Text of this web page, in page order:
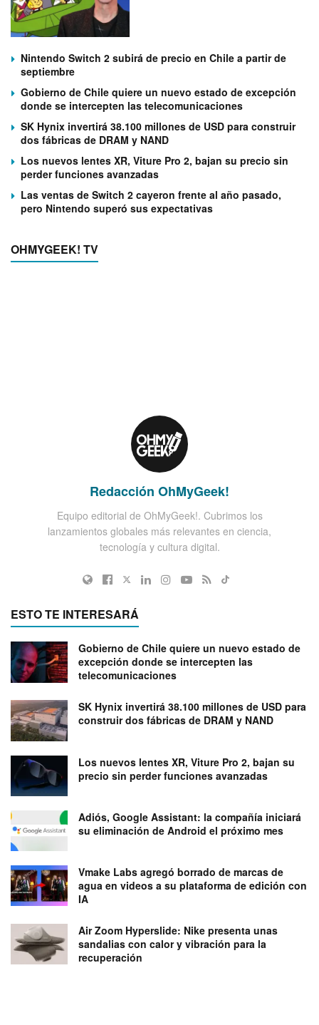
Nintendo Switch 2 subirá de precio en Chile a partir de
septiembre
Gobierno de Chile quiere un nuevo estado de excepción
donde se intercepten las telecomunicaciones
SK Hynix invertirá 38.100 millones de USD para construir
dos fábricas de DRAM y NAND
Los nuevos lentes XR, Viture Pro 2, bajan su precio sin
perder funciones avanzadas
Las ventas de Switch 2 cayeron frente al año pasado,
pero Nintendo superó sus expectativas
OHMYGEEK! TV
Redacción OhMyGeek!
Equipo editorial de OhMyGeek!. Cubrimos los
lanzamientos globales más relevantes en ciencia,
tecnología y cultura digital.
ESTO TE INTERESARÁ
Gobierno de Chile quiere un nuevo estado de
excepción donde se intercepten las
telecomunicaciones
SK Hynix invertirá 38.100 millones de USD para
construir dos fábricas de DRAM y NAND
Los nuevos lentes XR, Viture Pro 2, bajan su
precio sin perder funciones avanzadas
Adiós, Google Assistant: la compañía iniciará
su eliminación de Android el próximo mes
Vmake Labs agregó borrado de marcas de
agua en videos a su plataforma de edición con
IA
Air Zoom Hyperslide: Nike presenta unas
sandalias con calor y vibración para la
recuperación